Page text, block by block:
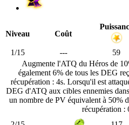
Niveau Coût
1/15 --- 59
Augmente l'ATQ du Héros de
également 6% de tous les DEG
récupération : 4s. Lorsqu'il est
DEG d'ATQ aux cibles ennemies
un nombre de PV équivalent à 50%
récupération :